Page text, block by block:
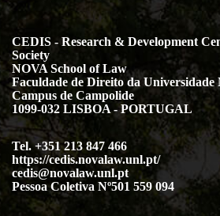
CEDIS - Research & Development
Society
NOVA School of Law
Faculdade de Direito da Universidade
Campus de Campolide
1099-032 LISBOA - PORTUGAL
Tel. +351 213 847 466
https://cedis.novalaw.unl.pt/
cedis@novalaw.unl.pt
Pessoa Coletiva Nº501 559 094